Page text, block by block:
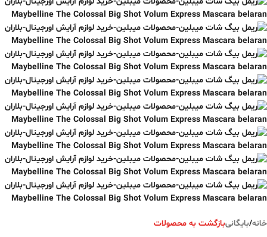
خانه/بایگانیبازگشت به محصولات